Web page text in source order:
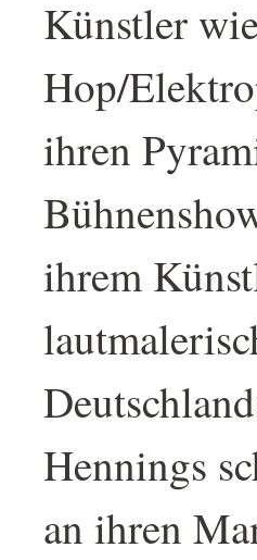
Künstler
Hop/
ihren
ihrem
Hennings
an ihren